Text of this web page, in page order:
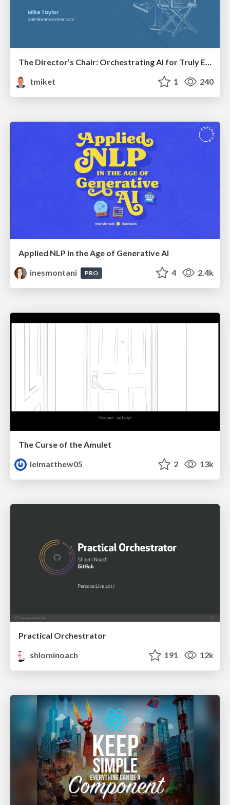
The Director’s Chair: Orchestrating AI for Truly Effective Learning
tmiket
1 240
Applied NLP in the Age of Generative AI
inesmontani
PRO 4 2.4k
The Curse of the Amulet
leimatthew05
2 13k
Practical Orchestrator
shlominoach
191 12k